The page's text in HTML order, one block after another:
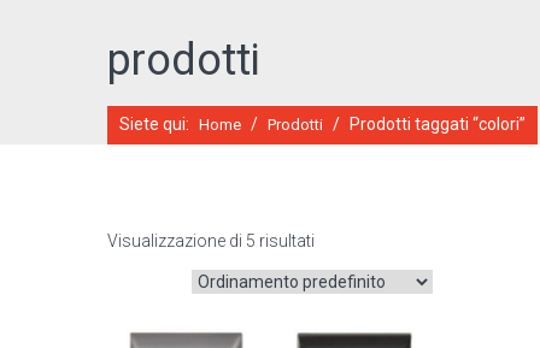
CATALOGO ONLINE
prodotti
Siete qui: Home / Prodotti / Prodotti taggati “colori”
Visualizzazione di 5 risultati